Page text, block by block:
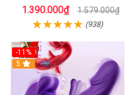
1.390.000₫ 1.579.000₫
(938)
-11%
5